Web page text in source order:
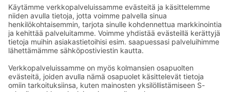
latauspistettä veloituksetta yöpymisen aikana
(norm.5 €)
Ota yhteyttä
Sokos Hotels uutiskirje